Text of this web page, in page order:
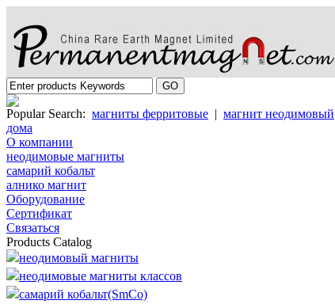
Popular Search: магниты ферритовые | магнит неодимовый
дома
О компании
неодимовые магниты
самарий кобальт
алнико магнит
Oборудование
Cертификат
Cвязаться
Products Catalog
неодимовый магниты
неодимовые магниты классов
самарий кобальт(SmCo)